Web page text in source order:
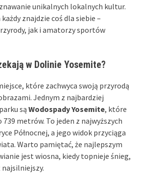
unikalnych lokalnych kultur.
znajdzie coś dla siebie –
jak i amatorzy sportów
w Dolinie Yosemite?
które zachwyca swoją przyrodą
Jednym z najbardziej
są Wodospady Yosemite, które
739 metrów. To jeden z najwyższych
Północnej, a jego widok przyciąga
Warto pamiętać, że najlepszym
jest wiosna, kiedy topnieje śnieg,